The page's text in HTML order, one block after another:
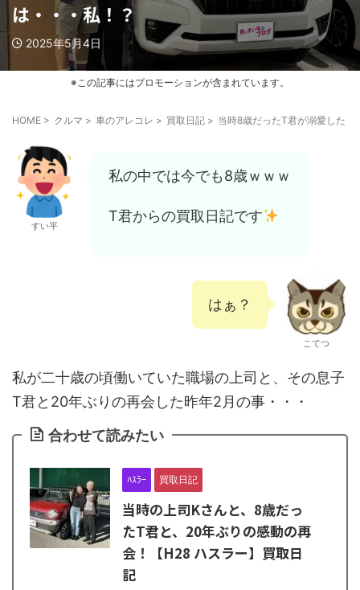
は・・・私！？
2025年5月4日
※この記事にはプロモーションが含まれています。
HOME > クルマ > 車のアレコレ > 買取日記 > 当時8歳だったT君が溺愛した
すい平
私の中では今でも8歳ｗｗｗ
T君からの買取日記です
はぁ？
こてつ
私が二十歳の頃働いていた職場の上司と、その息子
T君と20年ぶりの再会した昨年2月の事・・・
合わせて読みたい
ﾊｽﾗｰ 買取日記
当時の上司Kさんと、8歳だっ
たT君と、20年ぶりの感動の再
会！【H28 ハスラー】買取日
記